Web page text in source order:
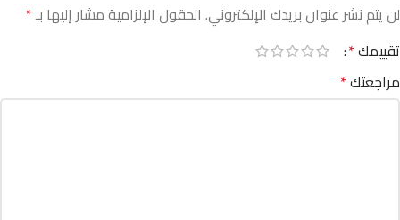
لن يتم نشر عنوان بريدك الإلكتروني. الحقول الإلزامية مشار إليها بـ*
تقييمك*
مراجعتك*